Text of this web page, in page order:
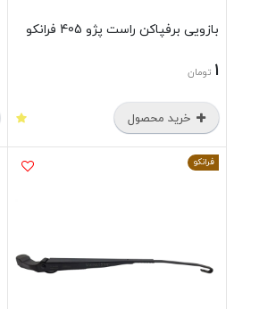
بازویی برفپاکن راست پژو 405 فرانکو
1 تومان
خرید محصول
فرانکو